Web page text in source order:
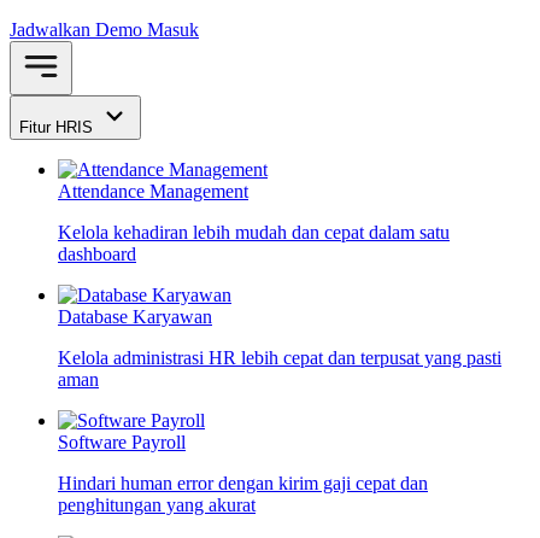
Jadwalkan Demo Masuk
Fitur HRIS
Attendance Management
Kelola kehadiran lebih mudah dan cepat dalam satu
dashboard
Database Karyawan
Kelola administrasi HR lebih cepat dan terpusat yang pasti
aman
Software Payroll
Hindari human error dengan kirim gaji cepat dan
penghitungan yang akurat